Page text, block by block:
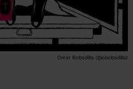
Omar Bobadilla (@obobadilla)